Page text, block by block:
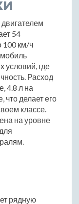
54
100 км/ч
условий, где
Расход
4.8 л на
что делает его
классе.
на уровне
рядную